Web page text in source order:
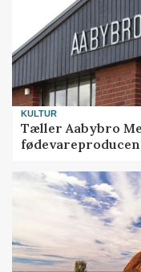
KULTUR
Tæller Aabybro